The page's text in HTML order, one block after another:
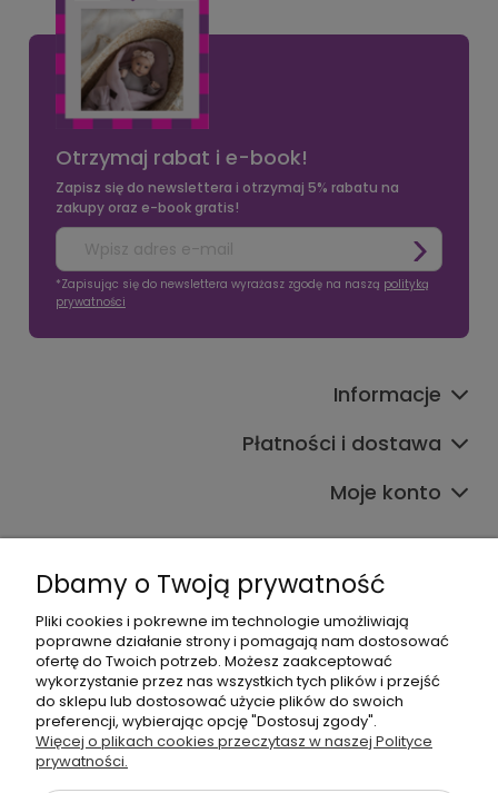
Otrzymaj rabat i e-book!
Zapisz się do newslettera i otrzymaj 5% rabatu na
zakupy oraz e-book gratis!
*Zapisując się do newslettera wyrażasz zgodę na naszą polityką
prywatności
Informacje
Płatności i dostawa
Moje konto
608017795
bok@babymama.pl
Sklep dla dzieci - nazwa firmy:
Baby Shower Katarzyna Pawłowska
Dbamy o Twoją prywatność
Pliki cookies i pokrewne im technologie umożliwiają
poprawne działanie strony i pomagają nam dostosować
ofertę do Twoich potrzeb. Możesz zaakceptować
wykorzystanie przez nas wszystkich tych plików i przejść
do sklepu lub dostosować użycie plików do swoich
preferencji, wybierając opcję "Dostosuj zgody".
Więcej o plikach cookies przeczytasz w naszej Polityce
prywatności.